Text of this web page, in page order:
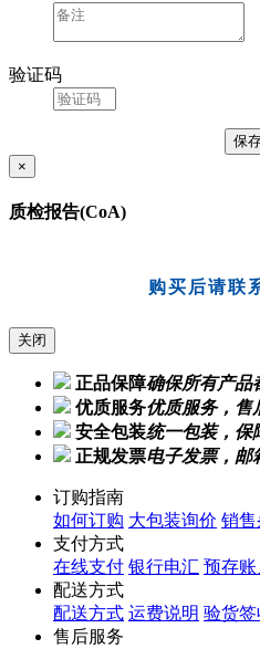
验证码
×
质检报告(CoA)
购买后请联
关闭
正品保障确保所有产品
优质服务优质服务，售
安全包装统一包装，保
正规发票电子发票，邮
订购指南
如何订购 大包装询价 销售
支付方式
在线支付 银行电汇 预存账
配送方式
配送方式 运费说明 验货签
售后服务